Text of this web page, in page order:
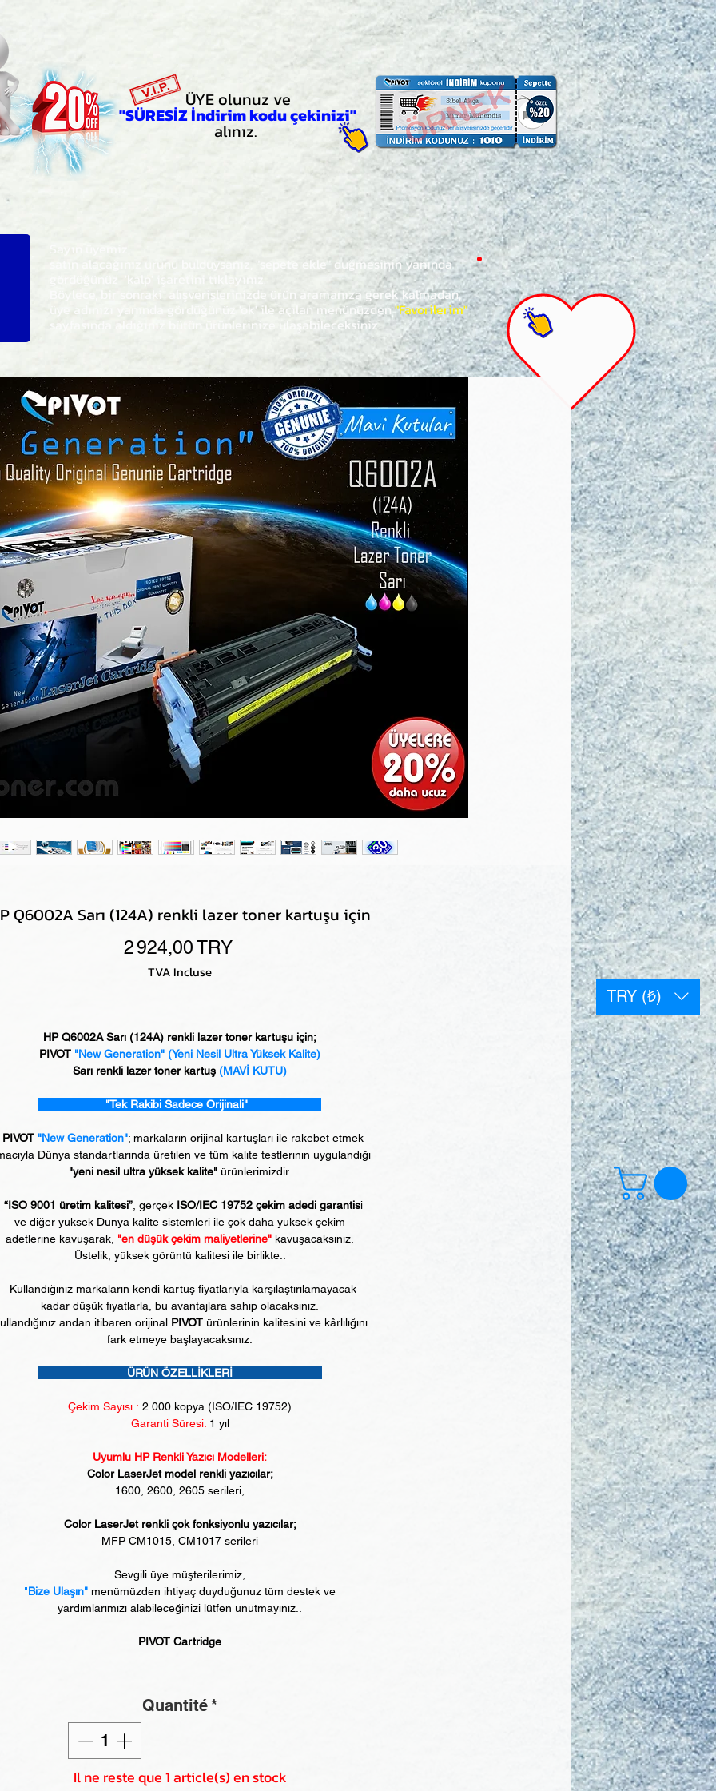
TRY (₺)
ÜYE olunuz ve
"SÜRESİZ İndirim kodu çekinizi"
alınız.
Sayın üyemiz,
satın alacağınız ürünü bulduysanız, "sepete ekle" düğmesinin yanında
gördüğünüz 'kalp' işaretini tıklayınız.
bir sonraki alışverişlerinizde ürün aramanıza gerek kalmadan,
üye adınızı yanında gördüğünüz 'ok' ile açılan menünüzden"Favorilerim"
sayfasında aldığınız bütün ürünlerinize ulaşabileceksiniz.
Q6002A Sarı (124A) renkli lazer toner kartuşu için
2 924,00 TRYPrix
TVA Incluse
HP Q6002A Sarı (124A) renkli lazer toner kartuşu için;
PIVOT "New Generation" (Yeni Nesil Ultra Yüksek Kalite)
Sarı renkli lazer toner kartuş (MAVİ KUTU)
"Tek Rakibi Sadece Orijinali"
PIVOT "New Generation"; markaların orijinal kartuşları ile rakebet etmek
Dünya standartlarında üretilen ve tüm kalite testlerinin uygulandığı
"yeni nesil ultra yüksek kalite"ürünlerimizdir.
“ISO 9001 üretim kalitesi”, gerçekISO/IEC 19752 çekim adedi garantisi
ve diğer yüksek Dünya kalite sistemleri ile çok daha yüksek çekim
adetlerine kavuşarak, "en düşük çekim maliyetlerine" kavuşacaksınız.
Üstelik, yüksek görüntü kalitesi ile birlikte..
Kullandığınız markaların kendi kartuş fiyatlarıyla karşılaştırılamayacak
kadar düşük fiyatlarla, bu avantajlara sahip olacaksınız.
andan itibaren orijinal PIVOTürünlerinin kalitesini ve kârlılığını
fark etmeye başlayacaksınız.
ÜRÜN ÖZELLİKLERİ
Çekim Sayısı : 2 .000 kopya (ISO/IEC 19752)
Garanti Süresi:1 yıl
Uyumlu HP Renkli Yazıcı Modelleri:
Color LaserJet model renkli yazıcılar;
1600, 2600, 2605 serileri,
Color LaserJet renkli çok fonksiyonlu yazıcılar;
MFP CM1015, CM1017 serileri
Sevgili üye müşterilerimiz,
"Bize Ulaşın" menümüzden ihtiyaç duyduğunuz tüm destek ve
yardımlarımızı alabileceğinizi lütfen unutmayınız..
PIVOT Cartridge
Quantité*
Il ne reste que 1 article(s) en stock